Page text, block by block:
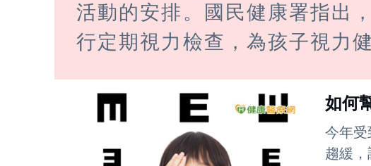
活動的安排。國民健康署指出
行定期視力檢查，為孩子視力
如何
今年受
趨緩